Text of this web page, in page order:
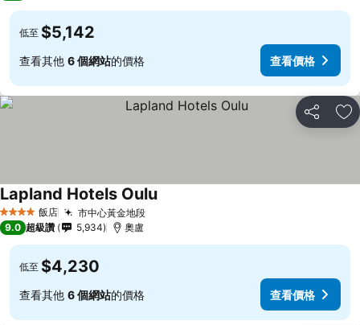
低至 $5,142
查看其他 6 個網站的價格 查看價格
分享 加
4 星級 飯店 市中心黃金地段
Lapland Hotels Oulu
9.0 超級讚 5,934 奧盧
低至 $4,230
查看其他 6 個網站的價格 查看價格